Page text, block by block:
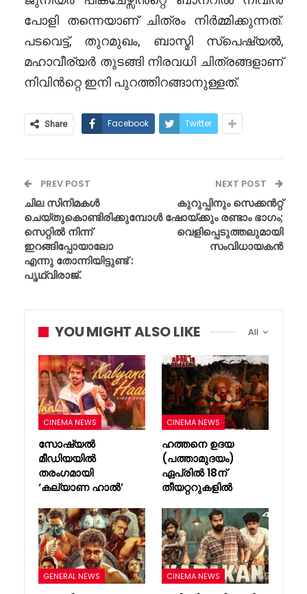
പോളി തന്നെയാണ് ചിത്രം നിർമ്മിക്കുന്നത്.
പടവെട്ട്, തുറമുഖം, ബാസ്മി സ്പെഷ്യൽ,
മഹാവീര്യർ തുടങ്ങി നിരവധി ചിത്രങ്ങളാണ്
നിവിൻറ്റെ ഇനി പുറത്തിറങ്ങാനുള്ളത്.
Share Facebook Twitter
PREV POST
ചില സിനിമകൾ
ചെയ്തുകൊണ്ടിരിക്കുമ്പോൾ
സെറ്റിൽ നിന്ന്
ഇറങ്ങിപ്പോയാലോ
എന്നു തോന്നിയിട്ടുണ്ട് :
പൃഥ്വിരാജ്.
NEXT POST
കുറുപ്പിനും സെക്കൻറ്റ്
ഷോയ്ക്കും രണ്ടാം ഭാഗം;
വെളിപ്പെടുത്തലുമായി
സംവിധായകൻ
All
YOU MIGHT ALSO LIKE
CINEMA NEWS
സോഷ്യൽ
മീഡിയയിൽ
തരംഗമായി
‘കല്യാണ ഹാൽ’
CINEMA NEWS
ഹത്തനെ ഉദയ
(പത്താമുദയം)
ഏപ്രിൽ 18ന്
തീയറ്ററുകളിൽ
GENERAL NEWS CINEMA NEWS